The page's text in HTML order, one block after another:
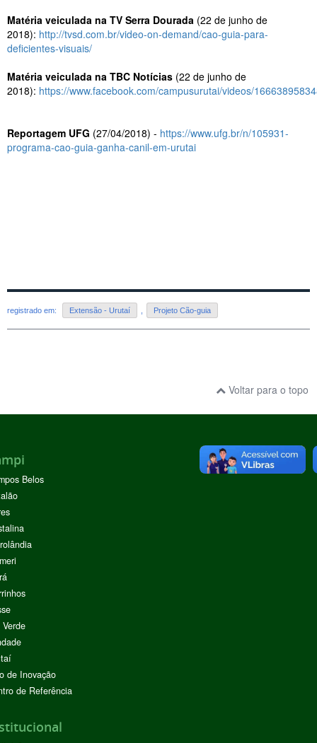
Matéria veiculada na TV Serra Dourada (22 de junho de
2018): http://tvsd.com.br/video-on-demand/cao-guia-para-
deficientes-visuais/
Matéria veiculada na TBC Notícias (22 de junho de
2018): https://www.facebook.com/campusurutai/videos/
Reportagem UFG (27/04/2018) - https://www.ufg.br/n/105931-
programa-cao-guia-ganha-canil-em-urutai
registrado em: Extensão - Urutaí Projeto Cão-guia
Voltar para o topo
Belos
de Inovação
de Referência